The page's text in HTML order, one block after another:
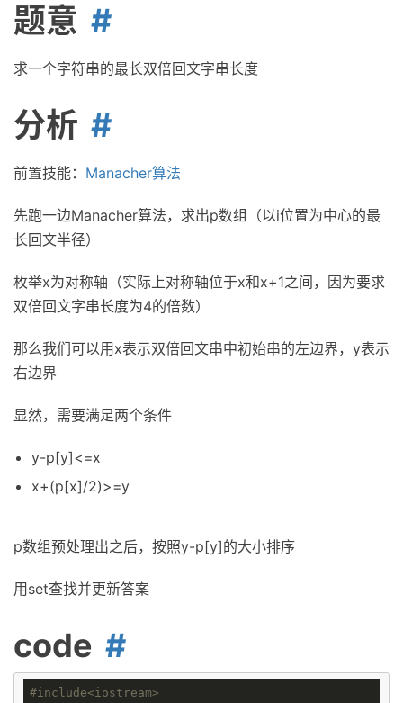
题意
求一个字符串的最长双倍回文字串长度
分析
前置技能： Manacher算法
先跑一边Manacher算法，求出p数组（以i位置为中心的最
长回文半径）
枚举x为对称轴（实际上对称轴位于x和x+1之间，因为要求
双倍回文字串长度为4的倍数）
那么我们可以用x表示双倍回文串中初始串的左边界，y表示
右边界
显然，需要满足两个条件
y-p[y]<=x
x+(p[x]/2)>=y
p数组预处理出之后，按照y-p[y]的大小排序
用set查找并更新答案
code
#include<iostream>